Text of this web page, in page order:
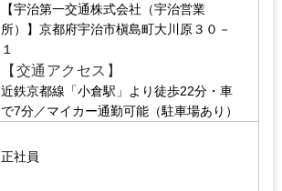
【宇治第一交通株式会社（宇治営業
所）】京都府宇治市槇島町大川原３０－
１
【交通アクセス】
近鉄京都線「小倉駅」より徒歩22分・車
で7分／マイカー通勤可能（駐車場あり）
正社員